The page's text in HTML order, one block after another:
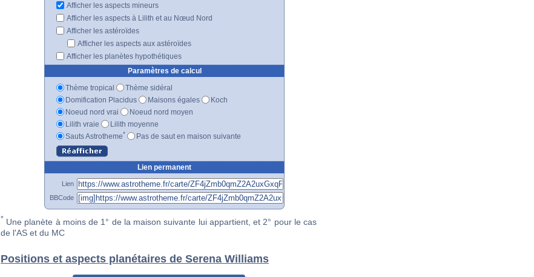
Afficher les aspects mineurs
Afficher les aspects à Lilith et au Nœud Nord
Afficher les astéroïdes
Afficher les aspects aux astéroïdes
Afficher les planètes hypothétiques
Paramètres de calcul
Thème tropical
Thème sidéral
Domification Placidus
Maisons égales
Koch
Noeud nord vrai
Noeud nord moyen
Lilith vraie
Lilith moyenne
Sauts Astrotheme* Pas de saut en maison suivante
Lien permanent
Lien
BBCode
* Une planète à moins de 1° de la maison suivante lui appartient, et 2° pour le cas
de l'AS et du MC
Positions et aspects planétaires de Serena Williams